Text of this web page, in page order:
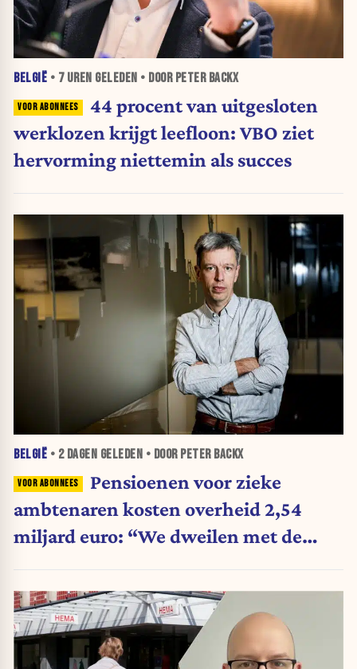
BELGIË • 7 UREN GELEDEN • DOOR PETER BACKX
44 procent van uitgesloten
werklozen krijgt leefloon: VBO ziet
hervorming niettemin als succes
BELGIË • 2 DAGEN GELEDEN • DOOR PETER BACKX
Pensioenen voor zieke
ambtenaren kosten overheid 2,54
miljard euro: “We dweilen met de